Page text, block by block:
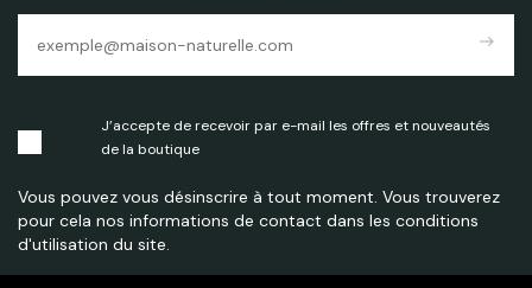
east
J’accepte de recevoir par e-mail les offres et nouveautés
de la boutique
Vous pouvez vous désinscrire à tout moment. Vous trouverez
pour cela nos informations de contact dans les conditions
d'utilisation du site.